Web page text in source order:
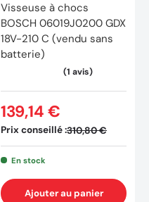
Visseuse à chocs
BOSCH 06019J0200 GDX
18V-210 C (vendu sans
batterie)
Prix conseillé :310,80 €
139,14 €
En stock
Ajouter au panier